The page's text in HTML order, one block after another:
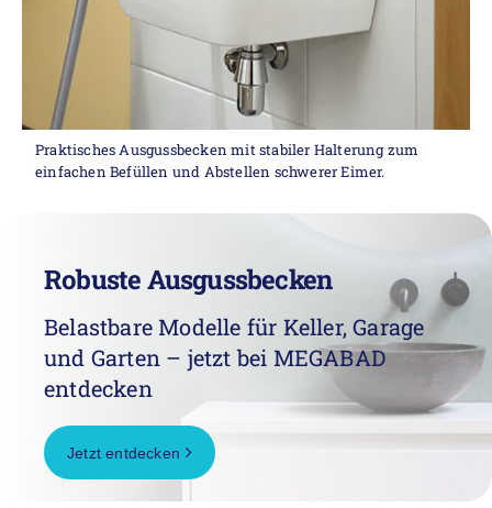
Praktisches Ausgussbecken mit stabiler Halterung zum
einfachen Befüllen und Abstellen schwerer Eimer.
Robuste Ausgussbecken
Belastbare Modelle für Keller, Garage
und Garten – jetzt bei MEGABAD
entdecken
Jetzt entdecken